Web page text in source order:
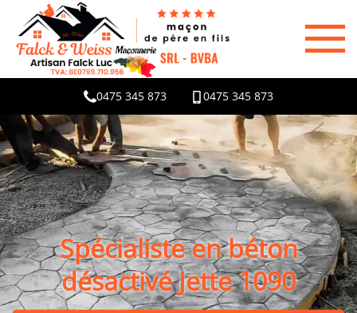
0475 345 873 0475 345 873
Spécialiste en béton
désactivé Jette 1090